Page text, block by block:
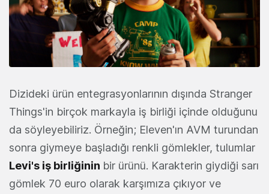
Dizideki ürün entegrasyonlarının dışında Stranger
Things'in birçok markayla iş birliği içinde olduğunu
da söyleyebiliriz. Örneğin; Eleven'ın AVM turundan
sonra giymeye başladığı renkli gömlekler, tulumlar
Levi's iş birliğinin bir ürünü. Karakterin giydiği sarı
gömlek 70 euro olarak karşımıza çıkıyor ve